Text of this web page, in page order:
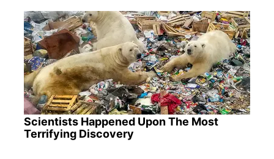
Scientists Happened Upon The Most
Terrifying Discovery